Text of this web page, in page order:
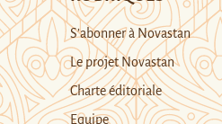
S’abonner à Novastan
Le projet Novastan
Charte éditoriale
Equipe